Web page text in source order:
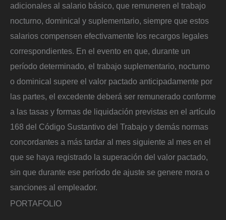
adicionales al salario básico, que remuneren el trabajo
nocturno, dominical y suplementario, siempre que estos
salarios compensen efectivamente los recargos legales
correspondientes. En el evento en que, durante un
período determinado, el trabajo suplementario, nocturno
o dominical supere el valor pactado anticipadamente por
las partes, el excedente deberá ser remunerado conforme
a las tasas y formas de liquidación previstas en el artículo
168 del Código Sustantivo del Trabajo y demás normas
concordantes a más tardar al mes siguiente al mes en el
que se haya registrado la superación del valor pactado,
sin que durante ese período de ajuste se genere mora o
sanciones al empleador.
PORTAFOLIO